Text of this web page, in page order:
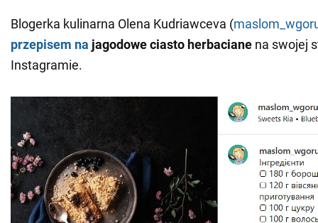
Blogerka kulinarna Olena Kudriawceva (
przepisem na jagodowe ciasto herbaciane na swojej
Instagramie.